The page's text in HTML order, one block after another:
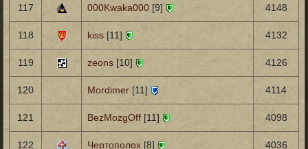
117 000Kwaka000 [9] 4148
118 kiss [11] 4132
119 zeons [10] 4126
120 Mordimer [11] 4114
121 BezMozgOff [11] 4098
122 Чертополох [8] 4036